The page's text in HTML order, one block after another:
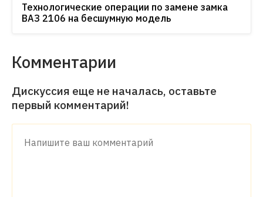
Технологические операции по замене замка
ВАЗ 2106 на бесшумную модель
Комментарии
Дискуссия еще не началась, оставьте
первый комментарий!